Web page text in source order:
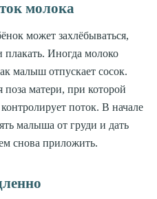
молока
может захлёбываться,
плакать. Иногда молоко
малыш отпускает сосок.
матери, при которой
поток. В начале
малыша от груди и дать
снова приложить.